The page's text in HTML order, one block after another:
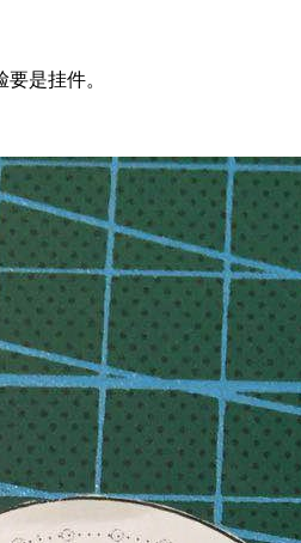
是挂件。